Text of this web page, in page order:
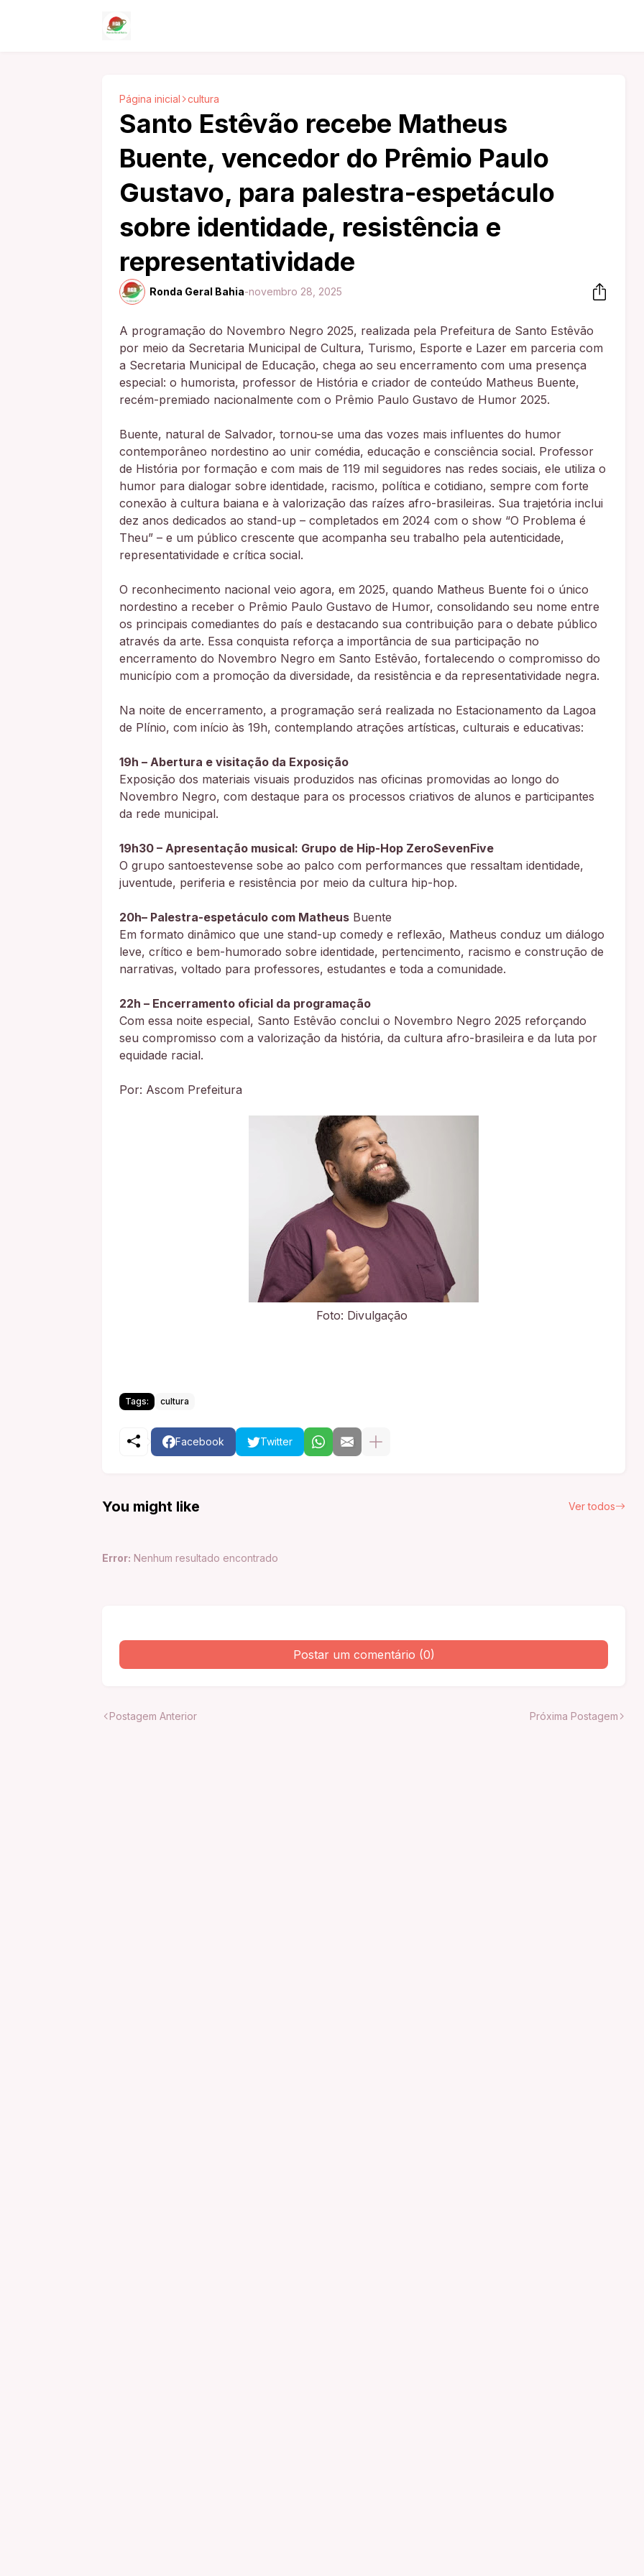
Página inicial cultura
Santo Estêvão recebe Matheus
Buente, vencedor do Prêmio Paulo
Gustavo, para palestra-espetáculo
sobre identidade, resistência e
representatividade
Ronda Geral Bahia-novembro 28, 2025
A programação do Novembro Negro 2025, realizada pela Prefeitura de Santo Estêvão
por meio da Secretaria Municipal de Cultura, Turismo, Esporte e Lazer em parceria com
a Secretaria Municipal de Educação, chega ao seu encerramento com uma presença
especial: o humorista, professor de História e criador de conteúdo Matheus Buente,
recém-premiado nacionalmente com o Prêmio Paulo Gustavo de Humor 2025.
Buente, natural de Salvador, tornou-se uma das vozes mais influentes do humor
contemporâneo nordestino ao unir comédia, educação e consciência social. Professor
de História por formação e com mais de 119 mil seguidores nas redes sociais, ele utiliza o
humor para dialogar sobre identidade, racismo, política e cotidiano, sempre com forte
conexão à cultura baiana e à valorização das raízes afro-brasileiras. Sua trajetória inclui
dez anos dedicados ao stand-up – completados em 2024 com o show “O Problema é
Theu” – e um público crescente que acompanha seu trabalho pela autenticidade,
representatividade e crítica social.
O reconhecimento nacional veio agora, em 2025, quando Matheus Buente foi o único
nordestino a receber o Prêmio Paulo Gustavo de Humor, consolidando seu nome entre
os principais comediantes do país e destacando sua contribuição para o debate público
através da arte. Essa conquista reforça a importância de sua participação no
encerramento do Novembro Negro em Santo Estêvão, fortalecendo o compromisso do
município com a promoção da diversidade, da resistência e da representatividade negra.
Na noite de encerramento, a programação será realizada no Estacionamento da Lagoa
de Plínio, com início às 19h, contemplando atrações artísticas, culturais e educativas:
19h – Abertura e visitação da Exposição
Exposição dos materiais visuais produzidos nas oficinas promovidas ao longo do
Novembro Negro, com destaque para os processos criativos de alunos e participantes
da rede municipal.
19h30 – Apresentação musical: Grupo de Hip-Hop ZeroSevenFive
O grupo santoestevense sobe ao palco com performances que ressaltam identidade,
juventude, periferia e resistência por meio da cultura hip-hop.
20h– Palestra-espetáculo com Matheus Buente
Em formato dinâmico que une stand-up comedy e reflexão, Matheus conduz um diálogo
leve, crítico e bem-humorado sobre identidade, pertencimento, racismo e construção de
narrativas, voltado para professores, estudantes e toda a comunidade.
22h – Encerramento oficial da programação
Com essa noite especial, Santo Estêvão conclui o Novembro Negro 2025 reforçando
seu compromisso com a valorização da história, da cultura afro-brasileira e da luta por
equidade racial.
Por: Ascom Prefeitura
Foto: Divulgação
Tags: cultura
Facebook Twitter
You might like Ver todos
Error: Nenhum resultado encontrado
Postar um comentário (0)
Postagem Anterior Próxima Postagem